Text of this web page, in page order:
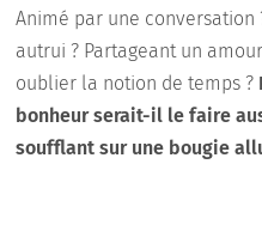
Animé par une conversation
autrui ? Partageant un
oublier la notion de temps ?
bonheur serait-il le faire
soufflant sur une bougie